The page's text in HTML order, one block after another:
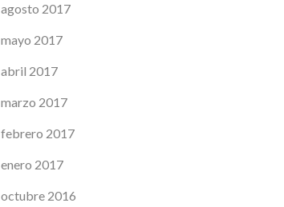
agosto 2017
mayo 2017
abril 2017
marzo 2017
febrero 2017
enero 2017
octubre 2016